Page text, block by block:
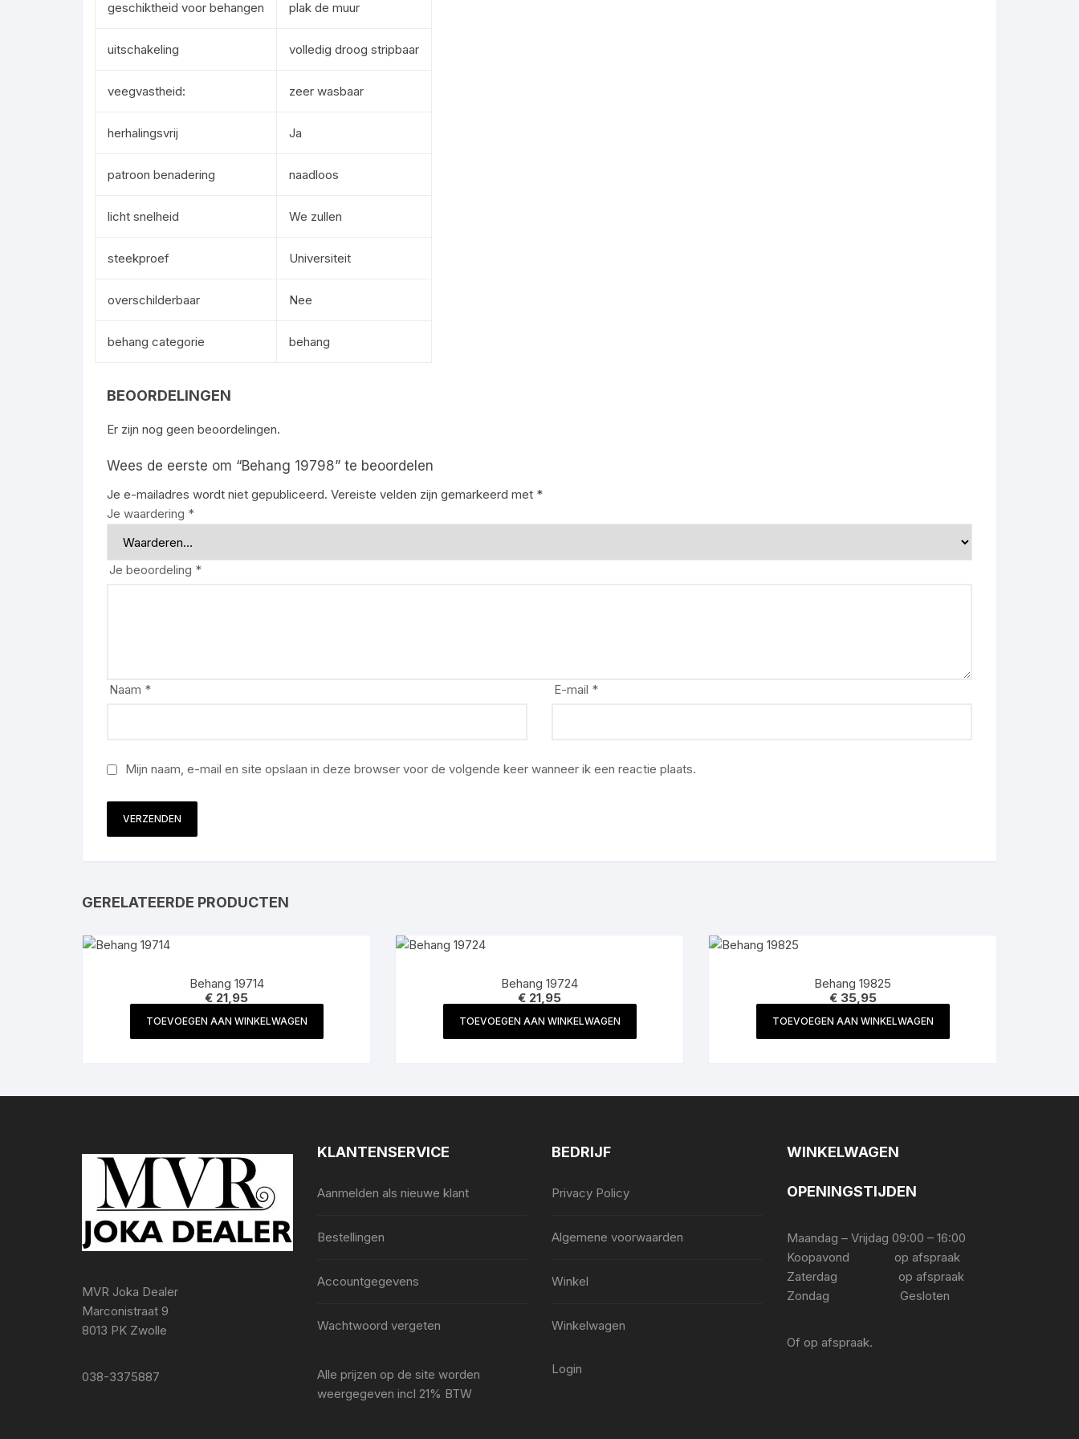
geschiktheid voor behangen plak de muur
uitschakeling volledig droog stripbaar
veegvastheid: zeer wasbaar
herhalingsvrij Ja
patroon benadering naadloos
licht snelheid We zullen
steekproef Universiteit
overschilderbaar Nee
behang categorie behang
BEOORDELINGEN
Er zijn nog geen beoordelingen.
Wees de eerste om “Behang 19798” te beoordelen
Je e-mailadres wordt niet gepubliceerd. Vereiste velden zijn gemarkeerd met *
Je waardering *
Je beoordeling *
Naam * E-mail *
Mijn naam, e-mail en site opslaan in deze browser voor de volgende keer wanneer ik een reactie plaats.
GERELATEERDE PRODUCTEN
Behang 19714
€ 21,95
TOEVOEGEN AAN WINKELWAGEN
Behang 19724
€ 21,95
TOEVOEGEN AAN WINKELWAGEN
Behang 19825
€35,95
TOEVOEGEN AAN WINKELWAGEN
MVR Joka Dealer
Marconistraat 9
8013 PK Zwolle
038-3375887
KLANTENSERVICE
Aanmelden als nieuwe klant
Bestellingen
Accountgegevens
Wachtwoord vergeten
Alle prijzen op de site worden
weergegeven incl 21% BTW
BEDRIJF
Privacy Policy
Algemene voorwaarden
Winkel
Winkelwagen
Login
WINKELWAGEN
OPENINGSTIJDEN
Maandag – Vrijdag 09:00 – 16:00
Koopavond op afspraak
Zaterdag op afspraak
Zondag Gesloten
Of op afspraak.